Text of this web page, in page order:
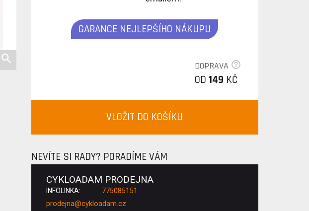
GARANCE NEJLEPŠÍHO NÁKUPU
DOPRAVA
OD 149 KČ
VLOŽIT DO KOŠÍKU
NEVÍTE SI RADY? PORADÍME VÁM
CYKLOADAM PRODEJNA
INFOLINKA: 775085151
prodejna@cykloadam.cz